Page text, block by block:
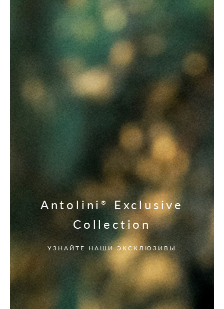
Antolini® Exclusive
Collection
УЗНАЙТЕ НАШИ ЭКСКЛЮЗИВЫ